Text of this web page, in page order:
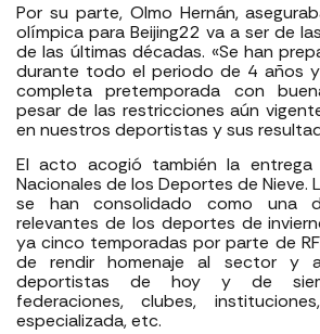
Por su parte, Olmo Hernán,
olímpica para Beijing22 va a ser de
de las últimas décadas. «Se han
durante todo el periodo de 4 años
completa pretemporada con
pesar de las restricciones aún
en nuestros deportistas y sus
El acto acogió también la entrega
Nacionales de los Deportes de Nieve.
se han consolidado como una
relevantes de los deportes de
ya cinco temporadas por parte de
de rendir homenaje al sector y
deportistas de hoy y de
federaciones, clubes,
especializada, etc.